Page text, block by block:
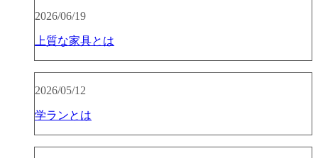
2026/06/19
上質な家具とは
2026/05/12
学ランとは